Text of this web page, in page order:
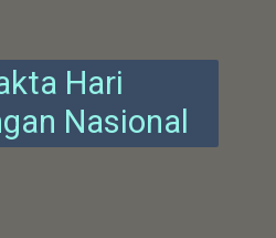
Hari
Nasional